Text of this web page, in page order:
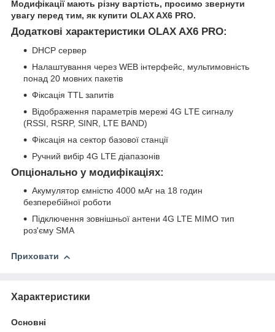
Модифікації мають різну вартість, просимо звернути
увагу перед тим, як купити OLAX AX6 PRO.
Додаткові характеристики OLAX AX6 PRO:
DHCP сервер
Налаштування через WEB інтерфейс, мультимовність
понад 20 мовних пакетів
Фіксація TTL запитів
Відображення параметрів мережі 4G LTE сигналу
(RSSI, RSRP, SINR, LTE BAND)
Фіксація на сектор базової станції
Ручний вибір 4G LTE діапазонів
Опціонально у модифікаціях:
Акумулятор ємністю 4000 мАг на 18 годин
безперебійної роботи
Підключення зовнішньої антени 4G LTE MIMO тип
роз'єму SMA
Приховати
Характеристики
Основні